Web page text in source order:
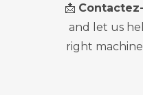
📩
and let us
right